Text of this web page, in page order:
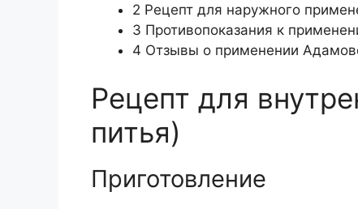
2 Рецепт для наружного
3 Противопоказания к
4 Отзывы о применении
Рецепт для
питья)
Приготовление